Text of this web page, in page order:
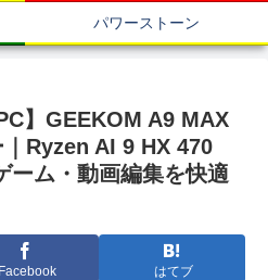
パワーストーン
】GEEKOM A9 MAX
Ryzen AI 9 HX 470
ーム・動画編集を快適
Facebook はてブ